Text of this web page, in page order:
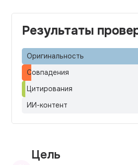
Результаты
Оригинальность
Совпадения
Цитирования
ИИ-контент
Цель